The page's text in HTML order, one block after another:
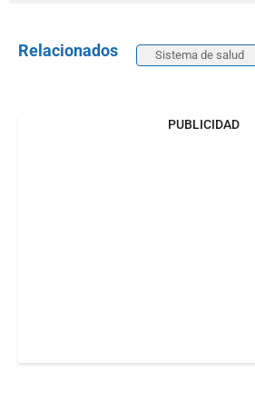
Relacionados Sistema de salud
PUBLICIDAD